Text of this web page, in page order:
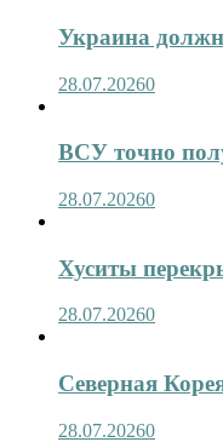
Украина
28.07.20260
ВСУ точно
28.07.20260
Хуситы
28.07.20260
Северная
28.07.20260